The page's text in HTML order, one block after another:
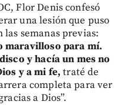
Flor Denis confesó
una lesión que puso
semanas previas:
maravilloso para mí.
y hacía un mes no
y a mi fe, traté de
completa para ver
a Dios”.